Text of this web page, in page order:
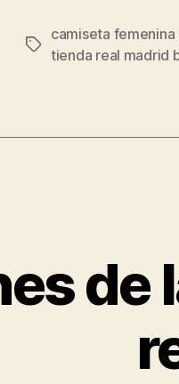
Etiquetas
camiseta
tienda real madrid
de